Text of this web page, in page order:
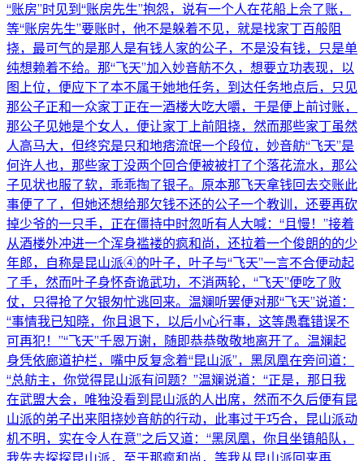
“账房”时见到“账房先生”抱怨，说有一个人在花船上佘了账，
等“账房先生”要账时，他不是躲着不见，就是找家丁百般阻
挠，最可气的是那人是有钱人家的公子，不是没有钱，只是单
纯想赖着不给。那“飞天”加入妙音舫不久，想要立功表现，以
图上位，便应下了本不属于她地任务，到达任务地点后，只见
那公子正和一众家丁正在一酒楼大吃大嚼，于是便上前讨账，
那公子见她是个女人，便让家丁上前阻挠，然而那些家丁虽然
人高马大，但终究是只和地痞流氓一个段位，妙音舫“飞天”是
何许人也，那些家丁没两个回合便被被打了个落花流水，那公
子见状也服了软，乖乖掏了银子。原本那飞天拿钱回去交账此
事便了了，但她还想给那欠钱不还的公子一个教训，还要再砍
掉少爷的一只手，正在僵持中时忽听有人大喊：“且慢！”接着
从酒楼外冲进一个浑身褴褛的疯和尚，还拉着一个俊朗的的少
年郎，自称是昆山派④的叶子，叶子与“飞天”一言不合便动起
了手，然而叶子身怀奇诡武功，不消两轮，“飞天”便吃了败
仗，只得抢了欠银匆忙逃回来。温斓听罢便对那“飞天”说道：
“事情我已知晓，你且退下，以后小心行事，这等愚蠢错误不
可再犯！”“飞天”千恩万谢，随即恭恭敬敬地离开了。温斓起
身凭依廊道护栏，嘴中反复念着“昆山派”，黑凤凰在旁问道：
“总舫主，你觉得昆山派有问题？”温斓说道：“正是，那日我
在武盟大会，唯独没看到昆山派的人出席，然而不久后便有昆
山派的弟子出来阻挠妙音舫的行动，此事过于巧合，昆山派动
机不明，实在令人在意”之后又道：“黑凤凰，你且坐镇船队，